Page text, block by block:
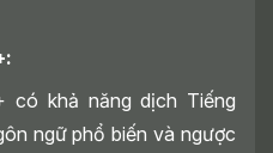
có khả năng dịch Tiếng
ngữ phổ biến và ngược